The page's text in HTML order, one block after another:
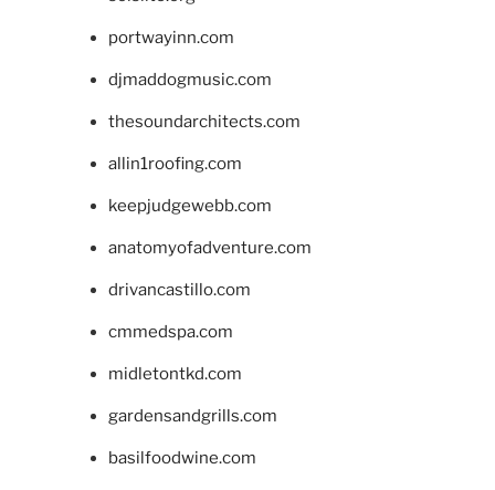
portwayinn.com
djmaddogmusic.com
thesoundarchitects.com
allin1roofing.com
keepjudgewebb.com
anatomyofadventure.com
drivancastillo.com
cmmedspa.com
midletontkd.com
gardensandgrills.com
basilfoodwine.com